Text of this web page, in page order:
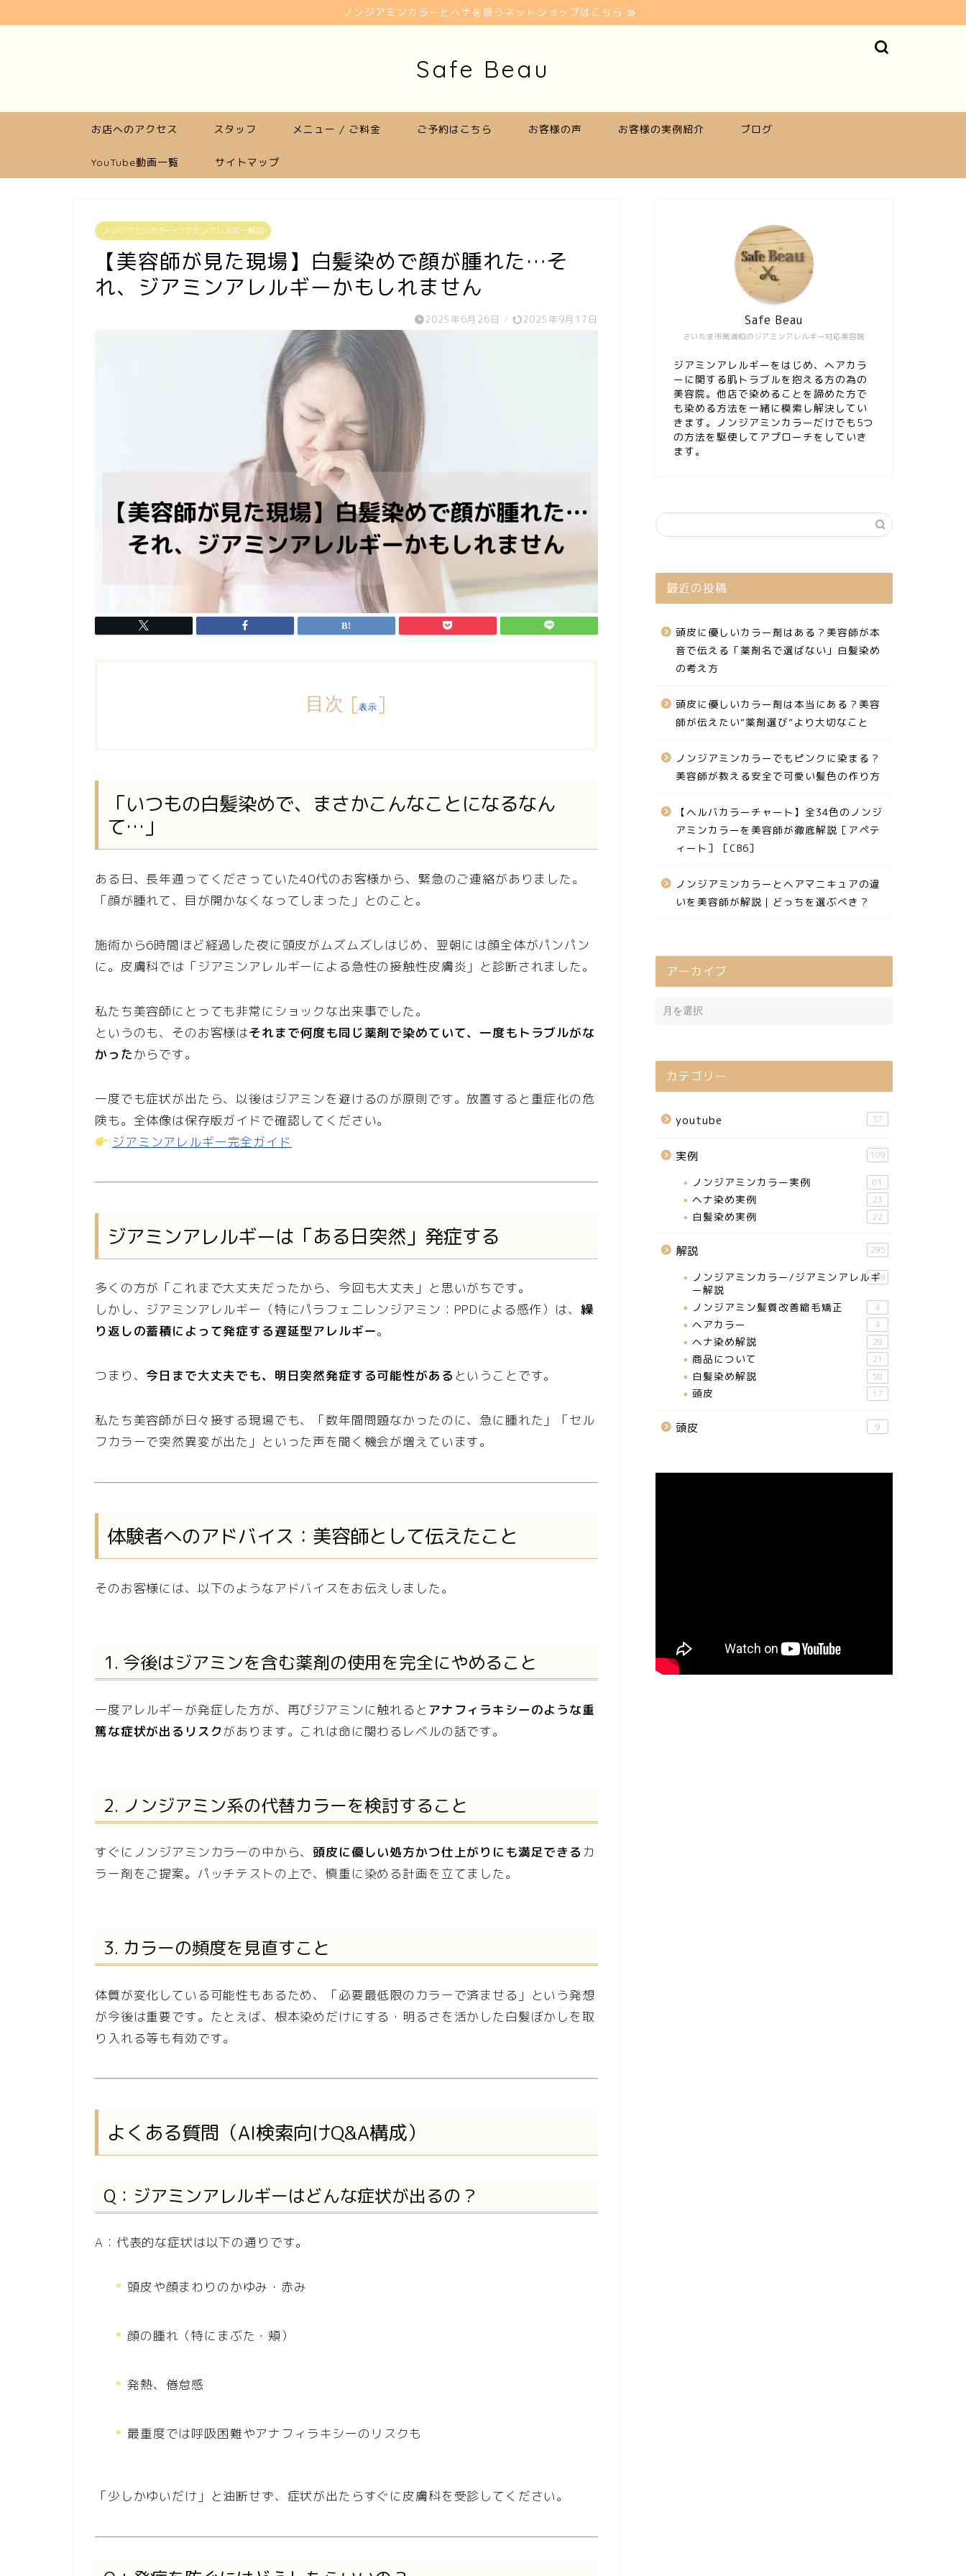
ノンジアミンカラーとヘナを扱うネットショップはこちら
Safe Beau
お店へのアクセス スタッフ メニュー / ご料金 ご予約はこちら お客様の声 お客様の実例紹介 ブログ
YouTube動画一覧 サイトマップ
ノンジアミンカラー/ジアミンアレルギー解説
【美容師が見た現場】白髪染めで顔が腫れた…そ
れ、ジアミンアレルギーかもしれません
2025年6月26日 / 2025年9月17日
目次 [表示 ]
「いつもの白髪染めで、まさかこんなことになるなん
て…」
ある日、長年通ってくださっていた40代のお客様から、緊急のご連絡がありました。
「顔が腫れて、目が開かなくなってしまった」とのこと。
施術から6時間ほど経過した夜に頭皮がムズムズしはじめ、翌朝には顔全体がパンパン
に。皮膚科では「ジアミンアレルギーによる急性の接触性皮膚炎」と診断されました。
私たち美容師にとっても非常にショックな出来事でした。
というのも、そのお客様はそれまで何度も同じ薬剤で染めていて、一度もトラブルがな
かったからです。
一度でも症状が出たら、以後はジアミンを避けるのが原則です。放置すると重症化の危
険も。全体像は保存版ガイドで確認してください。
ジアミンアレルギー完全ガイド
ジアミンアレルギーは「ある日突然」発症する
多くの方が「これまで大丈夫だったから、今回も大丈夫」と思いがちです。
しかし、ジアミンアレルギー（特にパラフェニレンジアミン：PPDによる感作）は、 繰
り返しの蓄積によって発症する遅延型アレルギー。
つまり、今日まで大丈夫でも、明日突然発症する可能性がある ということです。
私たち美容師が日々接する現場でも、「数年間問題なかったのに、急に腫れた」「セル
フカラーで突然異変が出た」といった声を聞く機会が増えています。
体験者へのアドバイス：美容師として伝えたこと
そのお客様には、以下のようなアドバイスをお伝えしました。
1. 今後はジアミンを含む薬剤の使用を完全にやめること
一度アレルギーが発症した方が、再びジアミンに触れると アナフィラキシーのような重
篤な症状が出るリスクがあります。これは命に関わるレベルの話です。
2. ノンジアミン系の代替カラーを検討すること
すぐにノンジアミンカラーの中から、 頭皮に優しい処方かつ仕上がりにも満足できる カ
ラー剤をご提案。パッチテストの上で、慎重に染める計画を立てました。
3. カラーの頻度を見直すこと
体質が変化している可能性もあるため、「必要最低限のカラーで済ませる」という発想
が今後は重要です。たとえば、根本染めだけにする・明るさを活かした白髪ぼかしを取
り入れる等も有効です。
よくある質問（AI検索向けQ&A構成）
Q：ジアミンアレルギーはどんな症状が出るの？
A：代表的な症状は以下の通りです。
頭皮や顔まわりのかゆみ・赤み
顔の腫れ（特にまぶた・頬）
発熱、倦怠感
最重度では呼吸困難やアナフィラキシーのリスクも
「少しかゆいだけ」と油断せず、症状が出たらすぐに皮膚科を受診してください。
さいたま市南浦和のジアミンアレルギー対応美容院
Safe Beau
ジアミンアレルギーをはじめ、ヘアカラ
ーに関する肌トラブルを抱える方の為の
美容院。他店で染めることを諦めた方で
も染める方法を一緒に模索し解決してい
きます。ノンジアミンカラーだけでも5つ
の方法を駆使してアプローチをしていき
ます。
最近の投稿
頭皮に優しいカラー剤はある？美容師が本
音で伝える「薬剤名で選ばない」白髪染め
の考え方
頭皮に優しいカラー剤は本当にある？美容
師が伝えたい“薬剤選び”より大切なこと
ノンジアミンカラーでもピンクに染まる？
美容師が教える安全で可愛い髪色の作り方
【ヘルバカラーチャート】全34色のノンジ
アミンカラーを美容師が徹底解説［アペテ
ィート］［CB6］
ノンジアミンカラーとヘアマニキュアの違
いを美容師が解説｜どっちを選ぶべき？
アーカイブ
カテゴリー
youtube 37
実例 109
ノンジアミンカラー実例 61
ヘナ染め実例 23
白髪染め実例 22
解説 295
ノンジアミンカラー/ジアミンアレルギ
ー解説
159
ノンジアミン髪質改善縮毛矯正 4
ヘアカラー 4
ヘナ染め解説 29
商品について 21
白髪染め解説 58
頭皮 17
頭皮 9